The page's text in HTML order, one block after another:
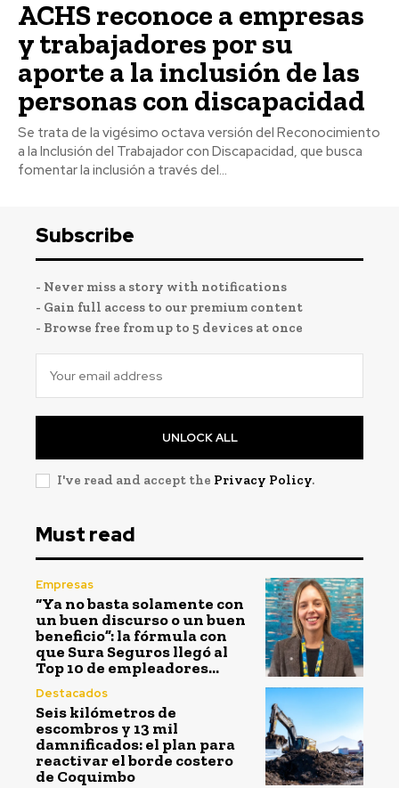
ACHS reconoce a empresas
y trabajadores por su
aporte a la inclusión de las
personas con discapacidad
Se trata de la vigésimo octava versión del Reconocimiento
a la Inclusión del Trabajador con Discapacidad, que busca
fomentar la inclusión a través del...
Subscribe
- Never miss a story with notifications
- Gain full access to our premium content
- Browse free from up to 5 devices at once
UNLOCK ALL
I've read and accept the Privacy Policy.
Must read
Empresas
“Ya no basta solamente con
un buen discurso o un buen
beneficio”: la fórmula con
que Sura Seguros llegó al
Top 10 de empleadores...
Destacados
Seis kilómetros de
escombros y 13 mil
damnificados: el plan para
reactivar el borde costero
de Coquimbo